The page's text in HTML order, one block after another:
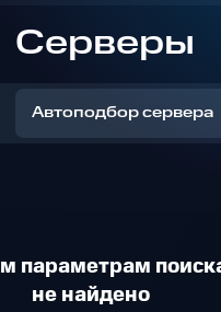
Серверы
Автоподбор сервера
параметрам
не найдено